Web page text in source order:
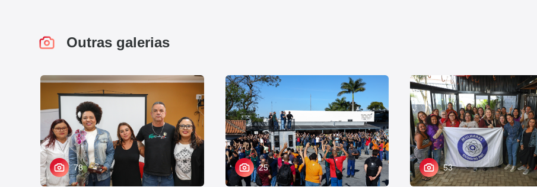
Outras galerias
78 25 53